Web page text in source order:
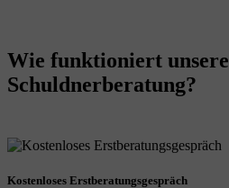
Wie funktioniert unsere
Schuldnerberatung?
Kostenloses Erstberatungsgespräch